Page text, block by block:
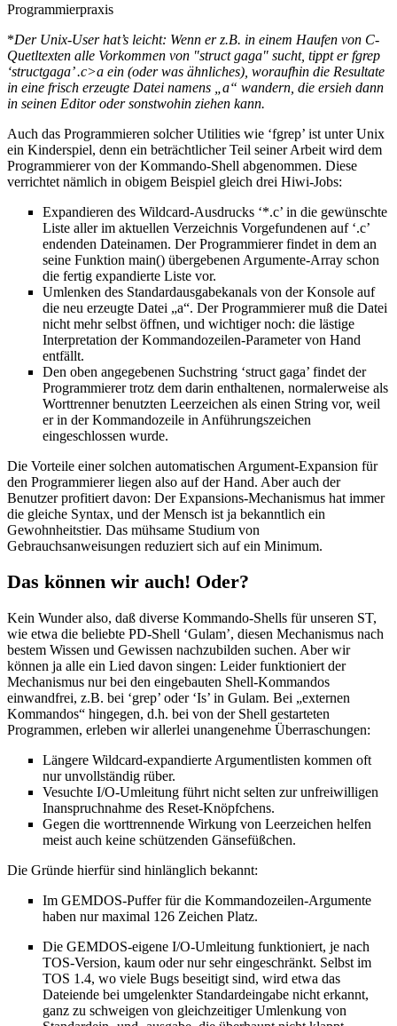
Programmierpraxis
*Der Unix-User hat’s leicht: Wenn er z.B. in einem Haufen von C-
Quetltexten alle Vorkommen von "struct gaga" sucht, tippt er fgrep
‘structgaga’.c>a ein (oder was ähnliches), woraufhin die Resultate
in eine frisch erzeugte Datei namens „a“ wandern, die ersieh dann
in seinen Editor oder sonstwohin ziehen kann.
Auch das Programmieren solcher Utilities wie ‘fgrep’ ist unter Unix
ein Kinderspiel, denn ein beträchtlicher Teil seiner Arbeit wird dem
Programmierer von der Kommando-Shell abgenommen. Diese
verrichtet nämlich in obigem Beispiel gleich drei Hiwi-Jobs:
Expandieren des Wildcard-Ausdrucks ‘*.c’ in die gewünschte
Liste aller im aktuellen Verzeichnis Vorgefundenen auf ‘.c’
endenden Dateinamen. Der Programmierer findet in dem an
seine Funktion main() übergebenen Argumente-Array schon
die fertig expandierte Liste vor.
Umlenken des Standardausgabekanals von der Konsole auf
die neu erzeugte Datei „a“. Der Programmierer muß die Datei
nicht mehr selbst öffnen, und wichtiger noch: die lästige
Interpretation der Kommandozeilen-Parameter von Hand
entfällt.
Den oben angegebenen Suchstring ‘struct gaga’ findet der
Programmierer trotz dem darin enthaltenen, normalerweise als
Worttrenner benutzten Leerzeichen als einen String vor, weil
er in der Kommandozeile in Anführungszeichen
eingeschlossen wurde.
Die Vorteile einer solchen automatischen Argument-Expansion für
den Programmierer liegen also auf der Hand. Aber auch der
Benutzer profitiert davon: Der Expansions-Mechanismus hat immer
die gleiche Syntax, und der Mensch ist ja bekanntlich ein
Gewohnheitstier. Das mühsame Studium von
Gebrauchsanweisungen reduziert sich auf ein Minimum.
Das können wir auch! Oder?
Kein Wunder also, daß diverse Kommando-Shells für unseren ST,
wie etwa die beliebte PD-Shell ‘Gulam’, diesen Mechanismus nach
bestem Wissen und Gewissen nachzubilden suchen. Aber wir
können ja alle ein Lied davon singen: Leider funktioniert der
Mechanismus nur bei den eingebauten Shell-Kommandos
einwandfrei, z.B. bei ‘grep’ oder ‘Is’ in Gulam. Bei „externen
Kommandos“ hingegen, d.h. bei von der Shell gestarteten
Programmen, erleben wir allerlei unangenehme Überraschungen:
Längere Wildcard-expandierte Argumentlisten kommen oft
nur unvollständig rüber.
Vesuchte I/O-Umleitung führt nicht selten zur unfreiwilligen
Inanspruchnahme des Reset-Knöpfchens.
Gegen die worttrennende Wirkung von Leerzeichen helfen
meist auch keine schützenden Gänsefüßchen.
Die Gründe hierfür sind hinlänglich bekannt:
Im GEMDOS-Puffer für die Kommandozeilen-Argumente
haben nur maximal 126 Zeichen Platz.
Die GEMDOS-eigene I/O-Umleitung funktioniert, je nach
TOS-Version, kaum oder nur sehr eingeschränkt. Selbst im
TOS 1.4, wo viele Bugs beseitigt sind, wird etwa das
Dateiende bei umgelenkter Standardeingabe nicht erkannt,
ganz zu schweigen von gleichzeitiger Umlenkung von